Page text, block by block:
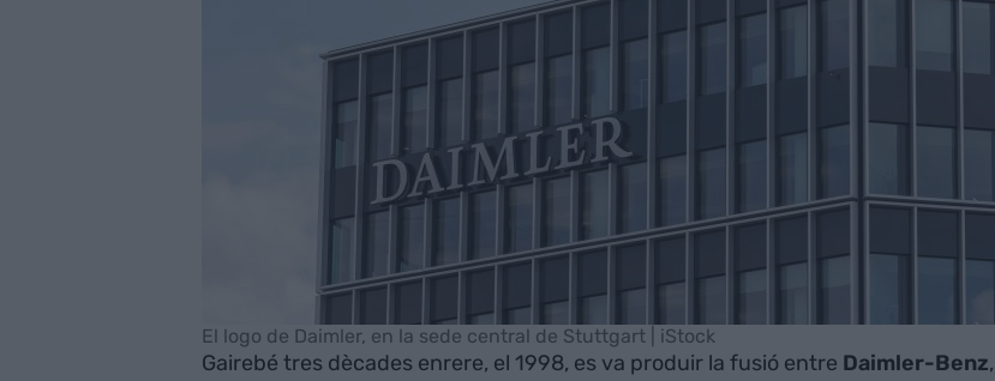
El logo de Daimler, en la sede central de Stuttgart | iStock
Gairebé tres dècades enrere, el 1998, es va produir la fusió entre Daimler-Benz,